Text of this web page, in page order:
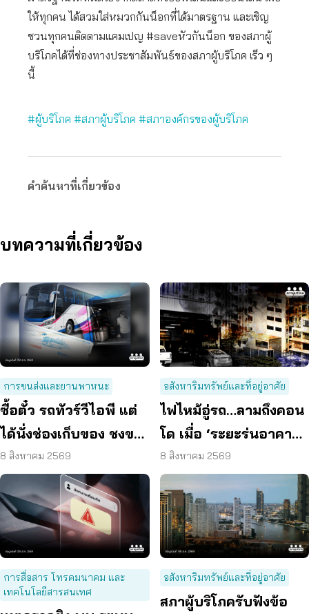
ให้ทุกคน ได้สวมใส่หมวกกันน็อกที่ได้มาตรฐาน และเชิญ
ชวนทุกคนติดตามแคมเปญ #saveหัวกันน็อก ของสภาผู้
บริโภคได้ที่ช่องทางประชาสัมพันธ์ของสภาผู้บริโภค เร็ว ๆ
นี้
#ผู้บริโภค #สภาผู้บริโภค #สภาองค์กรของผู้บริโภค
คำค้นหาที่เกี่ยวข้อง
บทความที่เกี่ยวข้อง
การขนส่งและยานพาหนะ
ซื้อตั๋ว รถทัวร์วีไอพี แต่
ได้นั่งช่องเก็บของ ชงขน
ส่งฯ คุมเข้มทุกจุดตรวจ
8 สิงหาคม 2569
อสังหาริมทรัพย์และที่อยู่อาศัย
ไฟไหม้อู่รถ…ลามถึงคอน
โด เมื่อ ‘ระยะร่นอาคาร’
ถูกละเลย ผู้บริโภคจึงต้อง
เสี่ยง
8 สิงหาคม 2569
การสื่อสาร โทรคมนาคม และ
เทคโนโลยีสารสนเทศ
อสังหาริมทรัพย์และที่อยู่อาศัย
สภาผู้บริโภครับฟังข้อ